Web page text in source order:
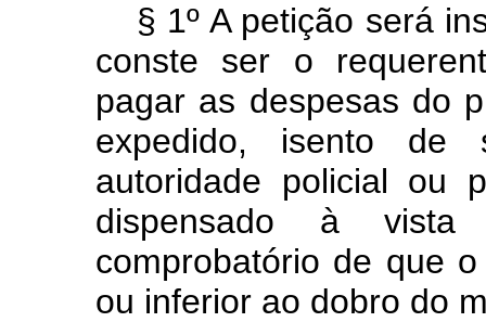
§ 1º A petição será
conste ser o
pagar as despesas do
expedido, isento de
autoridade policial ou
dispensado à
comprobatório de que
ou inferior ao dobro do